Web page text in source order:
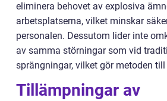
eliminera behovet av explosiva
arbetsplatserna, vilket minskar
personalen. Dessutom lider inte
av samma störningar som vid
sprängningar, vilket gör metoden
Tillämpningar av